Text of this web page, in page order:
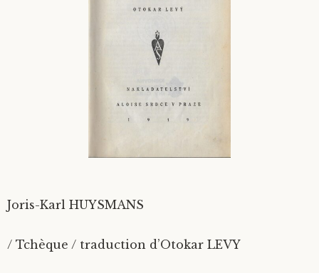
Joris-Karl HUYSMANS
/ Tchèque / traduction d’Otokar LEVY